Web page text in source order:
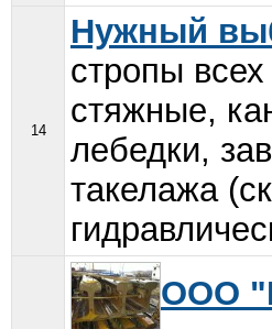
14
Нужный
стропы
стяжные,
лебедки,
такелажа
ООО